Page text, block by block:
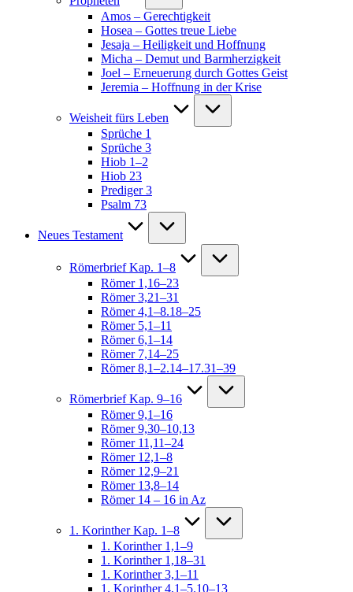
Amos – Gerechtigkeit
Hosea – Gottes treue Liebe
Jesaja – Heiligkeit und Hoffnung
Micha – Demut und Barmherzigkeit
Joel – Erneuerung durch Gottes Geist
Jeremia – Hoffnung in der Krise
Weisheit fürs Leben
Sprüche 1
Sprüche 3
Hiob 1–2
Hiob 23
Prediger 3
Psalm 73
Neues Testament
Römerbrief Kap. 1–8
Römer 1,16–23
Römer 3,21–31
Römer 4,1–8.18–25
Römer 5,1–11
Römer 6,1–14
Römer 7,14–25
Römer 8,1–2.14–17.31–39
Römerbrief Kap. 9–16
Römer 9,1–16
Römer 9,30–10,13
Römer 11,11–24
Römer 12,1–8
Römer 12,9–21
Römer 13,8–14
Römer 14 – 16 in Az
1. Korinther Kap. 1–8
1. Korinther 1,1–9
1. Korinther 1,18–31
1. Korinther 3,1–11
1. Korinther 4,1–5.10–13